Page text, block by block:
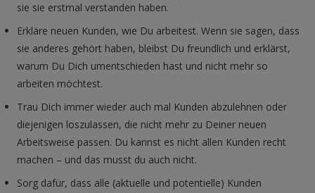
sie sie erstmal verstanden haben.
Erkläre neuen Kunden, wie Du arbeitest. Wenn sie sagen, dass
sie anderes gehört haben, bleibst Du freundlich und erklärst,
warum Du Dich umentschieden hast und nicht mehr so
arbeiten möchtest.
Trau Dich immer wieder auch mal Kunden abzulehnen oder
diejenigen loszulassen, die nicht mehr zu Deiner neuen
Arbeitsweise passen. Du kannst es nicht allen Kunden recht
machen – und das musst du auch nicht.
Sorg dafür, dass alle (aktuelle und potentielle) Kunden